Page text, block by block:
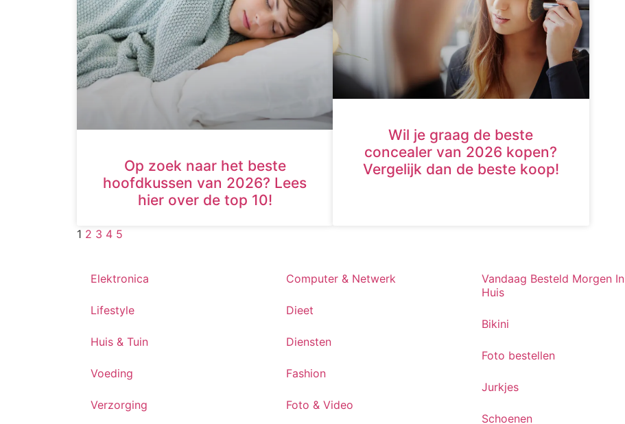
Op zoek naar het beste
hoofdkussen van 2026? Lees
hier over de top 10!
Wil je graag de beste
concealer van 2026 kopen?
Vergelijk dan de beste koop!
1 2 3 4 5
Elektronica
Lifestyle
Huis & Tuin
Voeding
Verzorging
Computer & Netwerk
Dieet
Diensten
Fashion
Foto & Video
Vandaag Besteld Morgen In
Huis
Bikini
Foto bestellen
Jurkjes
Schoenen